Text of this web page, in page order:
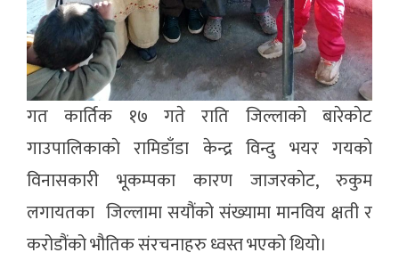
गत कार्तिक १७ गते राति जिल्लाको बारेकाेट
गाउपालिकाकाे रामिडाँडा केन्द्र विन्दु भयर गयकाे
विनासकारी भूकम्पका कारण जाजरकाेट, रुकुम
लगायतका जिल्लामा सयौंको संख्यामा मानविय क्षती र
करोडौंको भौतिक संरचनाहरु ध्वस्त भएको थियो।